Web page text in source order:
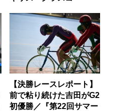
【決勝レースレポート】
前で粘り続けた吉田がG2
初優勝／『第22回サマー